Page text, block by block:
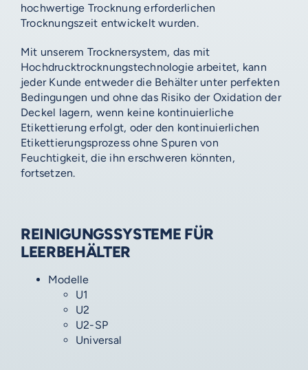
hochwertige Trocknung erforderlichen
Trocknungszeit entwickelt wurden.
Mit unserem Trocknersystem, das mit
Hochdrucktrocknungstechnologie arbeitet, kann
jeder Kunde entweder die Behälter unter perfekten
Bedingungen und ohne das Risiko der Oxidation der
Deckel lagern, wenn keine kontinuierliche
Etikettierung erfolgt, oder den kontinuierlichen
Etikettierungsprozess ohne Spuren von
Feuchtigkeit, die ihn erschweren könnten,
fortsetzen.
REINIGUNGSSYSTEME FÜR
LEERBEHÄLTER
Modelle
U1
U2
U2-SP
Universal